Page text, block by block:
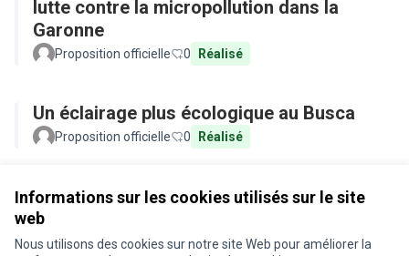
Informations sur les cookies utilisés sur le site
web
Nous utilisons des cookies sur notre site Web pour améliorer la
lutte contre la micropollution dans la
Garonne
Proposition officielle 0 Réalisé
Un éclairage plus écologique au Busca
Proposition officielle 0 Réalisé
Conditions d'utilisation